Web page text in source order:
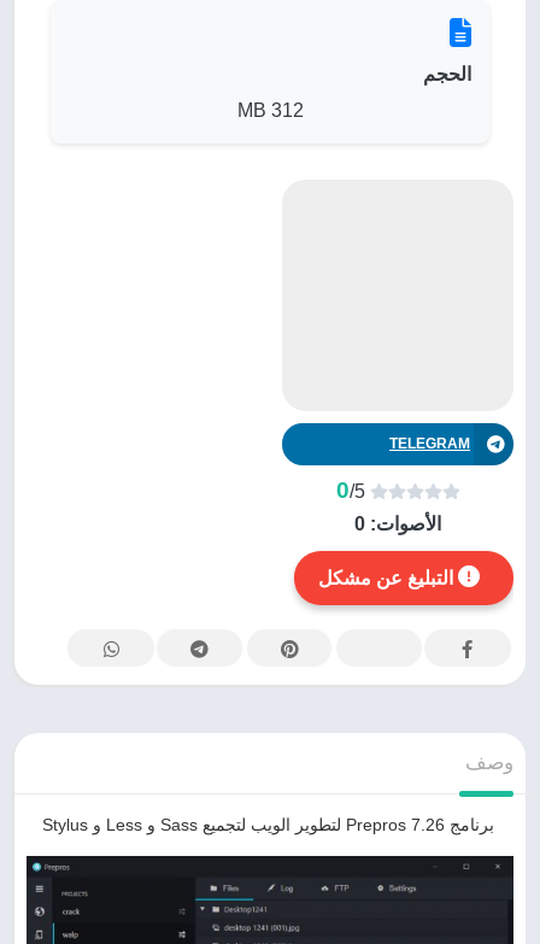
الحجم
312 MB
TELEGRAM
0/5
الأصوات: 0
التبليغ عن مشكل
وصف
برنامج Prepros 7.26 لتطوير الويب لتجميع Sass و Less و Stylus